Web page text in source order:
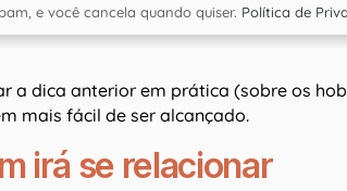
e você cancela quando quiser. Política de
a dica anterior em prática (sobre os
mais fácil de ser alcançado.
irá se relacionar